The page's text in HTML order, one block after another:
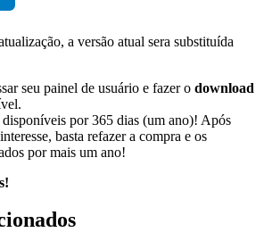
a versão atual sera substituída
seu painel de usuário e fazer o download
por 365 dias (um ano)! Após
basta refazer a compra e os
por mais um ano!